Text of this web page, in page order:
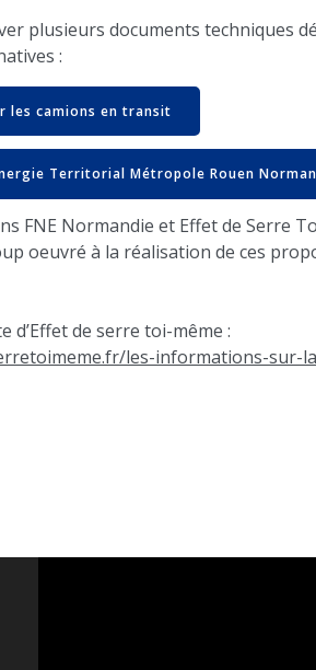
plusieurs documents techniques
:
les camions en transit
Territorial Métropole Rouen
FNE Normandie et Effet de Serre
oeuvré à la réalisation de ces
d’Effet de serre toi-même :
les-informations-sur-